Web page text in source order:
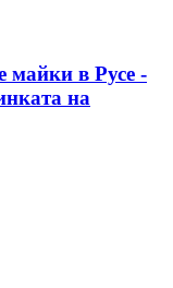
майки в Русе -
на